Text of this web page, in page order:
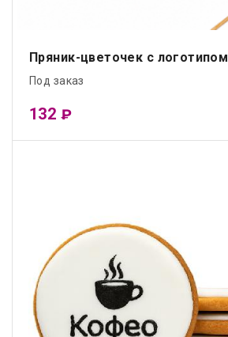
Пряник-цветочек с логотипом
Под заказ
132 ₽